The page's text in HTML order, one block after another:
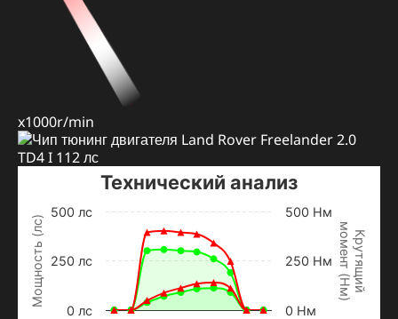
x1000r/min
Мощность (лс) Крутящий
м
о
м
е
н
т
(
Н
м
)
Технический анализ
0 лс
250 лс
500 лс
0 Нм
250 Нм
500 Нм